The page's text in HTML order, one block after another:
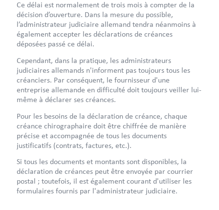
Ce délai est normalement de trois mois à compter de la
décision d’ouverture. Dans la mesure du possible,
l’administrateur judiciaire allemand tendra néanmoins à
également accepter les déclarations de créances
déposées passé ce délai.
Cependant, dans la pratique, les administrateurs
judiciaires allemands n'informent pas toujours tous les
créanciers. Par conséquent, le fournisseur d'une
entreprise allemande en difficulté doit toujours veiller lui-
même à déclarer ses créances.
Pour les besoins de la déclaration de créance, chaque
créance chirographaire doit être chiffrée de manière
précise et accompagnée de tous les documents
justificatifs (contrats, factures, etc.).
Si tous les documents et montants sont disponibles, la
déclaration de créances peut être envoyée par courrier
postal ; toutefois, il est également courant d'utiliser les
formulaires fournis par l'administrateur judiciaire.